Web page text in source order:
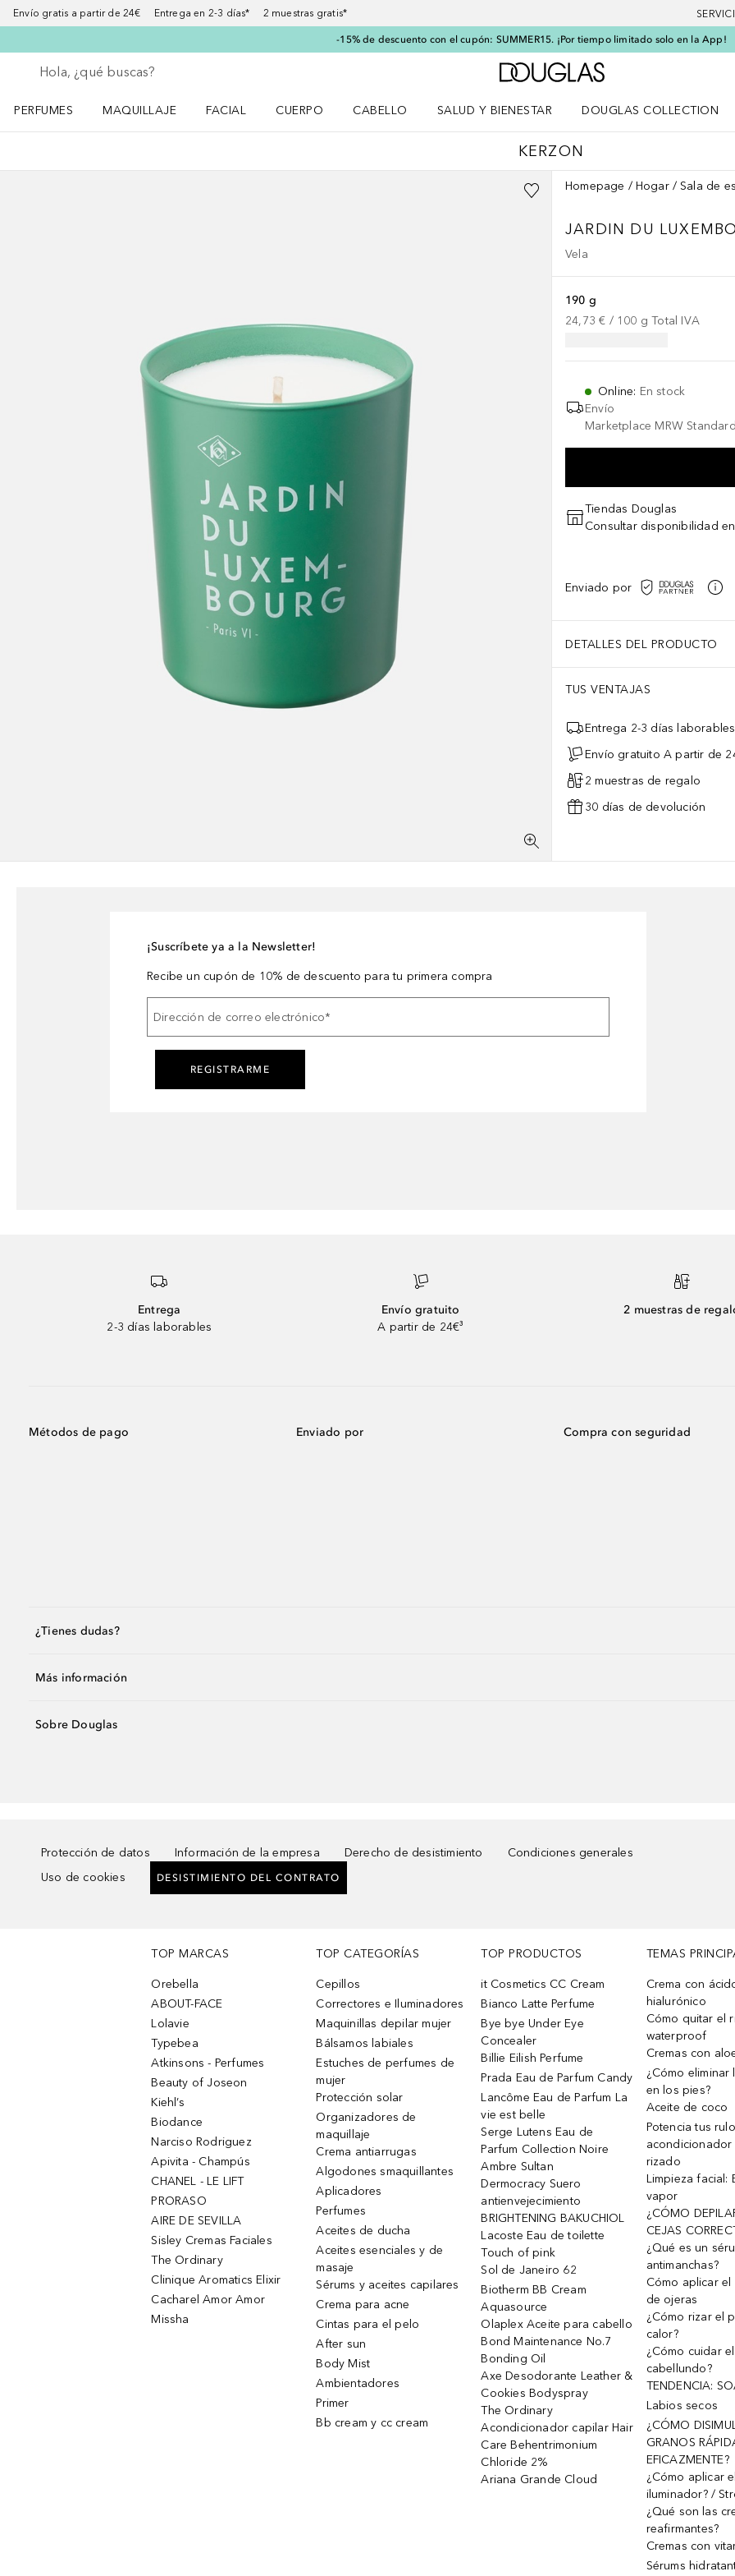
Envío gratis a partir de 24€ Entrega en 2-3 días* 2 muestras gratis*
-15% de descuento con el cupón: SUMMER15. ¡Por tiempo limitado solo en la App!
Regresar
Ejecutar búsqueda
A Douglas Home
PERFUMES
MAQUILLAJE
FACIAL
CUERPO
CABELLO
SALUD Y BIENESTAR
DOUGLAS COLLECTION
KERZON
Homepage Hogar Sala de
JARDIN DU
Vela
190 g
24,73 € / 100 g Total IVA
Online: En stock
Envío
Marketplace MRW
Tiendas Douglas
Consultar disponibilidad
Enviado por
DETALLES DEL PRODUCTO
TUS VENTAJAS
Entrega 2-3 días laborables
Envío gratuito A partir de
2 muestras de regalo
30 días de devolución
¡Suscríbete ya a la Newsletter!
Recibe un cupón de 10% de descuento para tu primera compra
Dirección de correo electrónico*
REGISTRARME
Entrega
2-3 días laborables
Envío gratuito
A partir de 24€³
2 muestras de
Métodos de pago Enviado por Compra con seguridad
¿Tienes dudas?
Más información
Sobre Douglas
Protección de datos Información de la empresa Derecho de desistimiento
Condiciones generales
Uso de cookies
DESISTIMIENTO DEL CONTRATO
TOP MARCAS
Orebella
ABOUT-FACE
Lolavie
Typebea
Atkinsons - Perfumes
Beauty of Joseon
Kiehl’s
Biodance
Narciso Rodriguez
Apivita - Champús
CHANEL - LE LIFT
PRORASO
AIRE DE SEVILLA
Sisley Cremas Faciales
The Ordinary
Clinique Aromatics Elixir
Cacharel Amor Amor
Missha
TOP CATEGORÍAS
Cepillos
Correctores e Iluminadores
Maquinillas depilar mujer
Bálsamos labiales
Estuches de perfumes de
mujer
Protección solar
Organizadores de
maquillaje
Crema antiarrugas
Algodones smaquillantes
Aplicadores
Perfumes
Aceites de ducha
Aceites esenciales y de
masaje
Sérums y aceites capilares
Crema para acne
Cintas para el pelo
After sun
Body Mist
Ambientadores
Primer
Bb cream y cc cream
TOP PRODUCTOS
it Cosmetics CC Cream
Bianco Latte Perfume
Bye bye Under Eye
Concealer
Billie Eilish Perfume
Prada Eau de Parfum Candy
Lancôme Eau de Parfum La
vie est belle
Serge Lutens Eau de
Parfum Collection Noire
Ambre Sultan
Dermocracy Suero
antienvejecimiento
BRIGHTENING BAKUCHIOL
Lacoste Eau de toilette
Touch of pink
Sol de Janeiro 62
Biotherm BB Cream
Aquasource
Olaplex Aceite para cabello
Bond Maintenance No.7
Bonding Oil
Axe Desodorante Leather &
Cookies Bodyspray
The Ordinary
Acondicionador capilar Hair
Care Behentrimonium
Chloride 2%
Ariana Grande Cloud
TEMAS
Crema con
hialurónico
Cómo quitar el
waterproof
Cremas con
¿Cómo eliminar
en los pies?
Aceite de coco
Potencia tus
rizado
Limpieza facial:
vapor
¿CÓMO
CEJAS
¿Qué es un
antimanchas?
Cómo aplicar
de ojeras
¿Cómo rizar el
calor?
¿Cómo cuidar
cabellundo?
TENDENCIA:
Labios secos
¿CÓMO
GRANOS
EFICAZMENTE?
¿Cómo aplicar
iluminador? /
¿Qué son las
reafirmantes?
Cremas con
Sérums